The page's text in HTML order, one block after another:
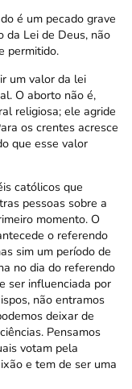
é um pecado grave
Lei de Deus, não
permitido.
um valor da lei
O aborto não é,
religiosa; ele agride
os crentes acresce
que esse valor
católicos que
pessoas sobre a
momento. O
o referendo
sim um período de
no dia do referendo
ser influenciada por
não entramos
deixar de
Pensamos
votam pela
e tem de ser uma